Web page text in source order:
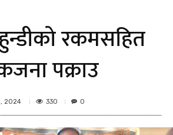
रकमसहित
पक्राउ
2024 330 0